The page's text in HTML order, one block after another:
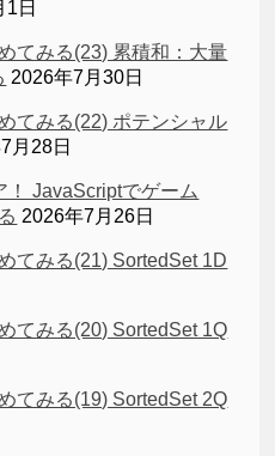
1日
てみる(23) 累積和：大量
2026年7月30日
てみる(22) ポテンシャル
月28日
JavaScriptでゲーム
2026年7月26日
てみる(21) SortedSet 1D
てみる(20) SortedSet 1Q
てみる(19) SortedSet 2Q